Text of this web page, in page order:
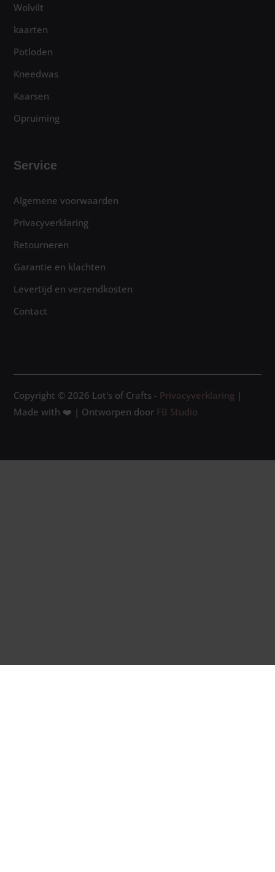
Wolvilt
kaarten
Potloden
Kneedwas
Kaarsen
Opruiming
Service
Algemene voorwaarden
Privacyverklaring
Retourneren
Garantie en klachten
Levertijd en verzendkosten
Contact
Copyright © 2026 Lot's of Crafts - Privacyverklaring |
Made with ❤️ | Ontworpen door FB Studio